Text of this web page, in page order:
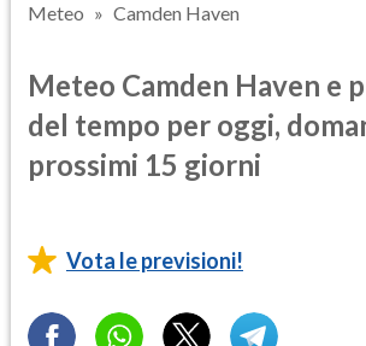
Meteo Camden Haven
Meteo Camden Haven e
del tempo per oggi,
prossimi 15 giorni
Vota le previsioni!